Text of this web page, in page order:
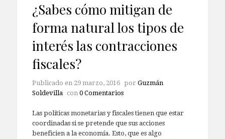
¿Sabes cómo mitigan de
forma natural los tipos de
interés las contracciones
fiscales?
Publicado en 29 marzo, 2016 por Guzmán
Soldevilla
con 0 Comentarios
Las políticas monetarias y fiscales tienen que estar
coordinadas si se pretende que sus acciones
beneficien a la economía. Esto, que es algo